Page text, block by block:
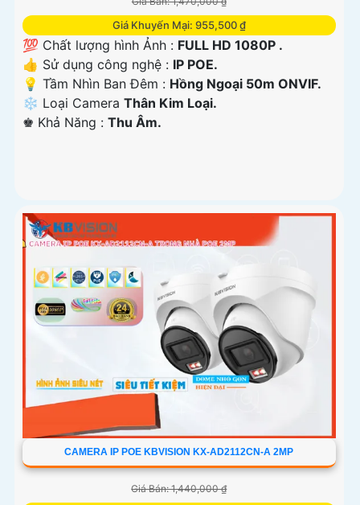
Giá Khuyến Mại: 955,500 ₫
💯 Chất lượng hình Ảnh : FULL HD 1080P .
👍 Sử dụng công nghệ : IP POE.
💡 Tầm Nhìn Ban Đêm : Hồng Ngoại 50m ONVIF.
❄ Loại Camera Thân Kim Loại.
️♚ Khả Năng : Thu Âm.
CAMERA IP POE KBVISION KX-AD2112CN-A 2MP
Giá Bán: 1,440,000 ₫